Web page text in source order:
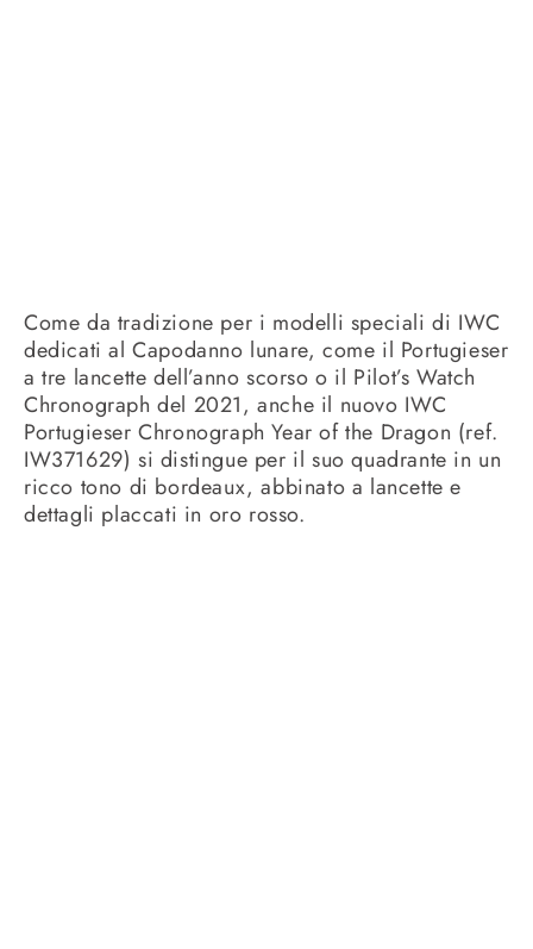
Come da tradizione per i modelli speciali di IWC
dedicati al Capodanno lunare, come il Portugieser
a tre lancette dell’anno scorso o il Pilot’s Watch
Chronograph del 2021, anche il nuovo IWC
Portugieser Chronograph Year of the Dragon (ref.
IW371629) si distingue per il suo quadrante in un
ricco tono di bordeaux, abbinato a lancette e
dettagli placcati in oro rosso.